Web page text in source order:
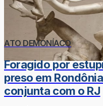
ATO DEMONÍACO
Foragido por
preso em
conjunta com o RJ